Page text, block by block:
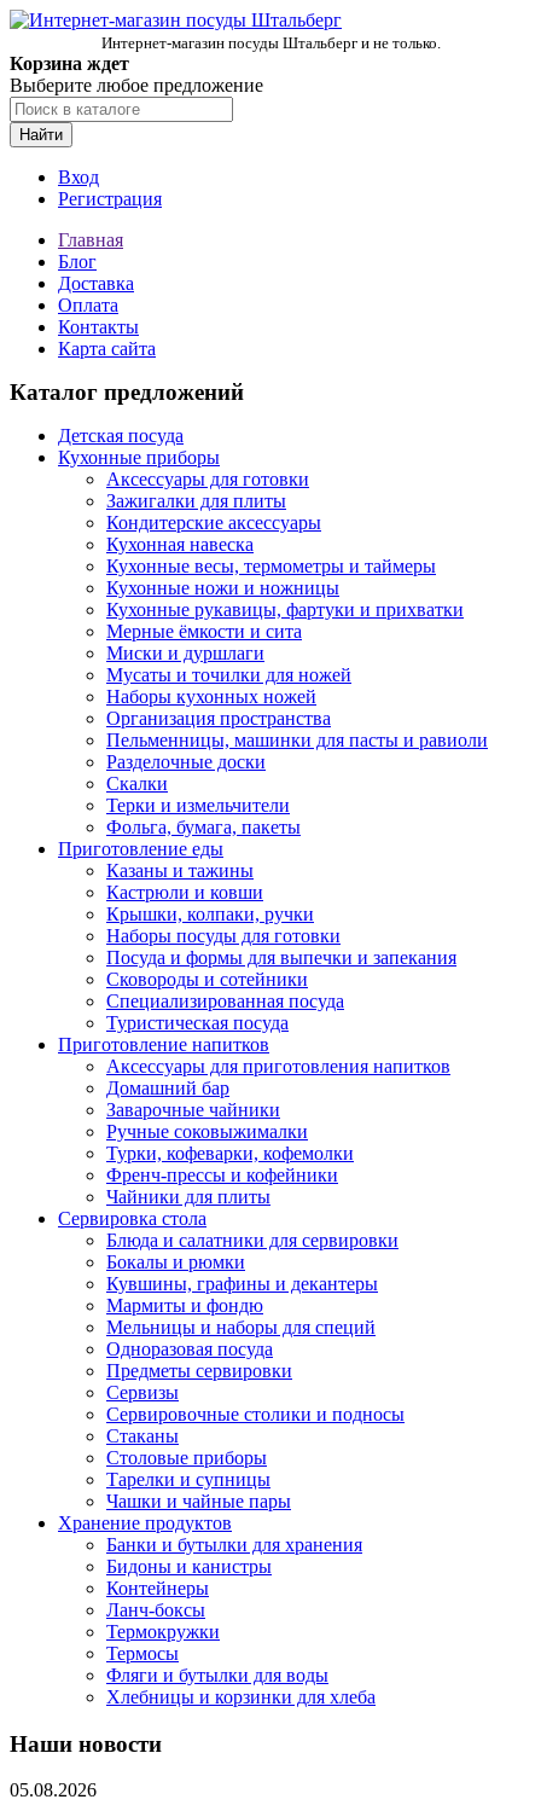
Интернет-магазин посуды Штальберг и не только.
Корзина ждет
Выберите любое предложение
Найти
Вход
Регистрация
Главная
Блог
Доставка
Оплата
Контакты
Карта сайта
Каталог предложений
Детская посуда
Кухонные приборы
Аксессуары для готовки
Зажигалки для плиты
Кондитерские аксессуары
Кухонная навеска
Кухонные весы, термометры и таймеры
Кухонные ножи и ножницы
Кухонные рукавицы, фартуки и прихватки
Мерные ёмкости и сита
Миски и дуршлаги
Мусаты и точилки для ножей
Наборы кухонных ножей
Организация пространства
Пельменницы, машинки для пасты и равиоли
Разделочные доски
Скалки
Терки и измельчители
Фольга, бумага, пакеты
Приготовление еды
Казаны и тажины
Кастрюли и ковши
Крышки, колпаки, ручки
Наборы посуды для готовки
Посуда и формы для выпечки и запекания
Сковороды и сотейники
Специализированная посуда
Туристическая посуда
Приготовление напитков
Аксессуары для приготовления напитков
Домашний бар
Заварочные чайники
Ручные соковыжималки
Турки, кофеварки, кофемолки
Френч-прессы и кофейники
Чайники для плиты
Сервировка стола
Блюда и салатники для сервировки
Бокалы и рюмки
Кувшины, графины и декантеры
Мармиты и фондю
Мельницы и наборы для специй
Одноразовая посуда
Предметы сервировки
Сервизы
Сервировочные столики и подносы
Стаканы
Столовые приборы
Тарелки и супницы
Чашки и чайные пары
Хранение продуктов
Банки и бутылки для хранения
Бидоны и канистры
Контейнеры
Ланч-боксы
Термокружки
Термосы
Фляги и бутылки для воды
Хлебницы и корзинки для хлеба
Наши новости
05.08.2026